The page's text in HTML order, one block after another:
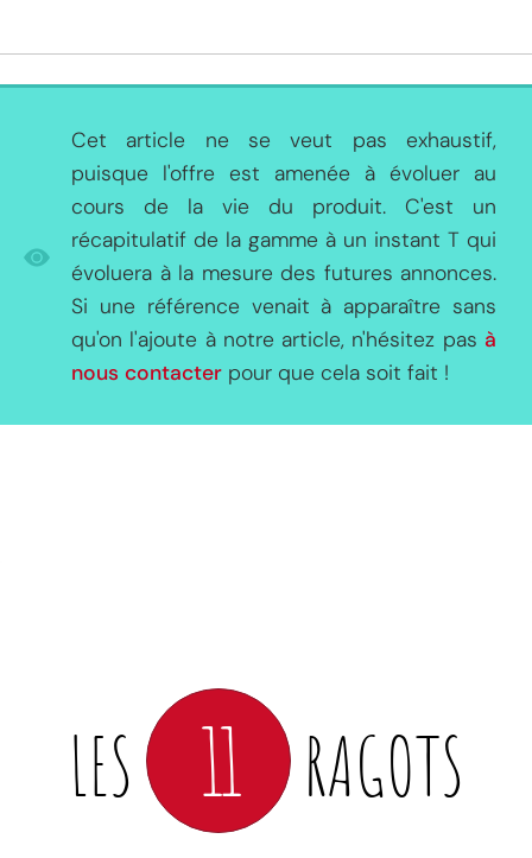
Cet article ne se veut pas exhaustif,
puisque l'offre est amenée à évoluer au
cours de la vie du produit. C'est un
récapitulatif de la gamme à un instant T qui
évoluera à la mesure des futures annonces.
Si une référence venait à apparaître sans
qu'on l'ajoute à notre article, n'hésitez pas à
nous contacter pour que cela soit fait !
LES 11 RAGOTS